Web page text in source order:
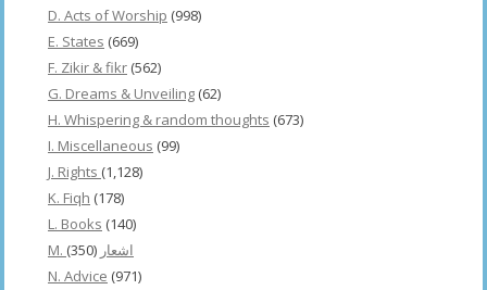
D. Acts of Worship (998)
E. States (669)
F. Zikir & fikr (562)
G. Dreams & Unveiling (62)
H. Whispering & random thoughts (673)
I. Miscellaneous (99)
J. Rights (1,128)
K. Fiqh (178)
L. Books (140)
M. اشعار (350)
N. Advice (971)